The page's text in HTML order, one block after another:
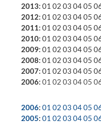
2013: 01 02 03 0405
2012: 01 02 03 0405
2011: 01 02 03 0405
2010: 01 02 03 0405
2009: 01 02 03 0405
2008: 01 02 03 0405
2007: 01 02 03 0405
2006: 01 02 03 0405
2006: 01 02 03 0405
2005: 01 02 03 0405